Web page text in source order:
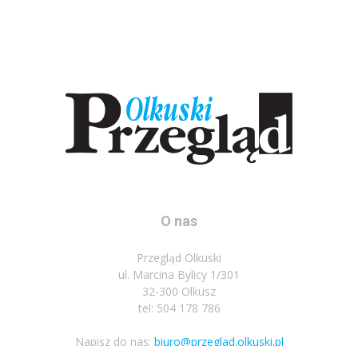
O nas
Przegląd Olkuski
ul. Marcina Bylicy 1/301
32-300 Olkusz
tel: 504 178 786
Napisz do nas: biuro@przeglad.olkuski.pl